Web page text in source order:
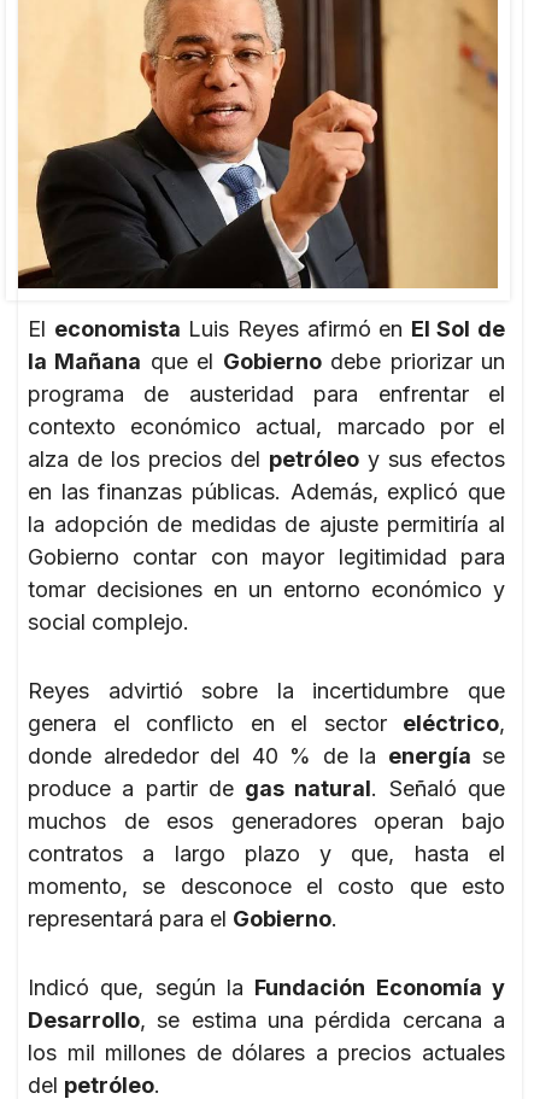
El economista Luis Reyes afirmó en El Sol de
la Mañana que el Gobiernodebe priorizar un
programa de austeridad para enfrentar el
contexto económico actual, marcado por el
alza de los precios del petróleo y sus efectos
en las finanzas públicas. Además, explicó que
la adopción de medidas de ajuste permitiría al
Gobierno contar con mayor legitimidad para
tomar decisiones en un entorno económico y
social complejo.
Reyes advirtió sobre la incertidumbre que
genera el conflicto en el sector eléctrico,
donde alrededor del 40 % de la energía se
produce a partir de gas natural. Señaló que
muchos de esos generadores operan bajo
contratos a largo plazo y que, hasta el
momento, se desconoce el costo que esto
representará para el Gobierno.
Indicó que, según la Fundación Economía y
Desarrollo, se estima una pérdida cercana a
los mil millones de dólares a precios actuales
del petróleo.